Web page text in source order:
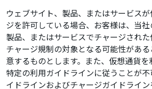
ウェブサイト、製品、またはサービス
ジを許可している場合、お客様は、当社
製品、またはサービスでチャージされ
チャージ規制の対象となる可能性があ
意するものとします。また、仮想通貨を
特定の利用ガイドラインに従うことが
イドラインおよびチャージガイドライ